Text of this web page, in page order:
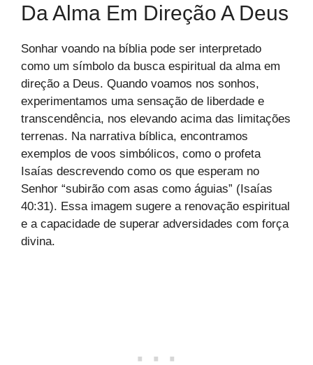
Da Alma Em Direção A Deus
Sonhar voando na bíblia pode ser interpretado
como um símbolo da busca espiritual da alma em
direção a Deus. Quando voamos nos sonhos,
experimentamos uma sensação de liberdade e
transcendência, nos elevando acima das limitações
terrenas. Na narrativa bíblica, encontramos
exemplos de voos simbólicos, como o profeta
Isaías descrevendo como os que esperam no
Senhor “subirão com asas como águias” (Isaías
40:31). Essa imagem sugere a renovação espiritual
e a capacidade de superar adversidades com força
divina.